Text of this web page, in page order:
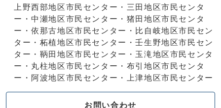
上野西部地区市民センター・三田地区市民センタ
ー・中瀬地区市民センター・猪田地区市民センタ
ー・依那古地区市民センター・比自岐地区市民セン
ター・柘植地区市民センター・壬生野地区市民セン
ター・鞆田地区市民センター・玉滝地区市民センタ
ー・丸柱地区市民センター・布引地区市民センタ
ー・阿波地区市民センター・上津地区市民センター
お問い合わせ